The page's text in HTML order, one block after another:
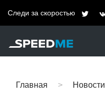
Следи за скоростью
Главная Новости